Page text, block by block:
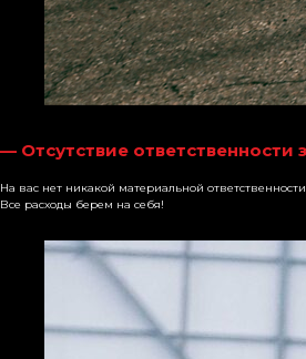
— Отсутствие ответственности
На вас нет никакой материальной
Все расходы берем на себя!